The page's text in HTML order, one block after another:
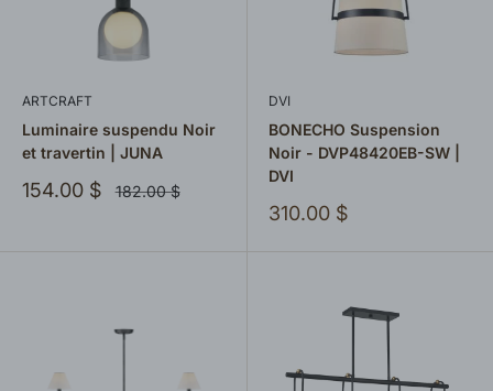
ARTCRAFT
Luminaire suspendu Noir
et travertin | JUNA
Prix
154.00 $
Prix
182.00 $
DVI
BONECHO Suspension
Noir - DVP48420EB-SW |
DVI
Prix
310.00 $